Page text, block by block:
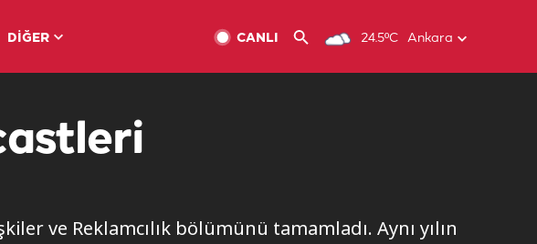
DİĞER 24.5ºC Ankara
CANLI
ve Reklamcılık bölümünü tamamladı. Aynı yılın